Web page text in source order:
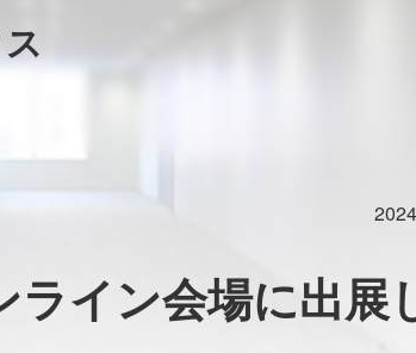
イン会場に出展